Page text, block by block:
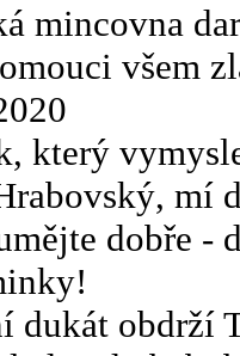
mincovna
všem
který
mí
dobře -
dukát obdrží